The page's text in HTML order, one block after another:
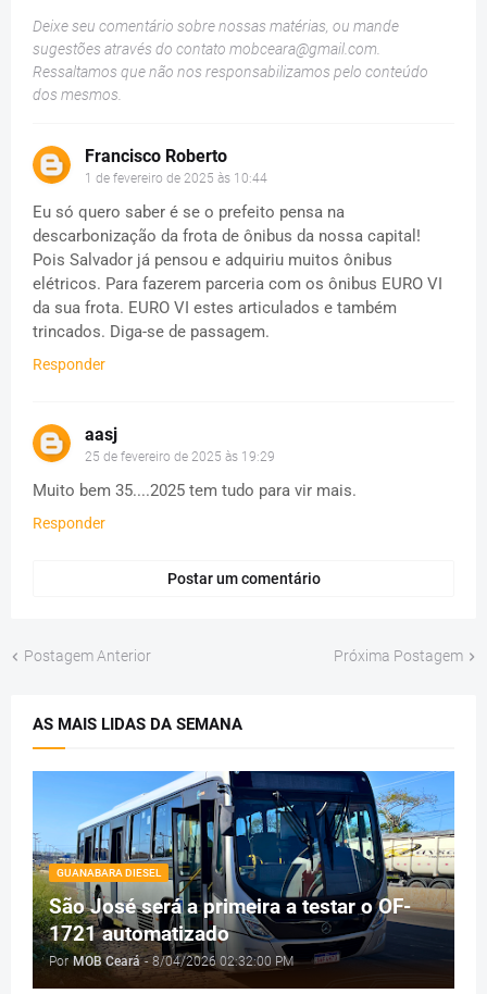
Deixe seu comentário sobre nossas matérias, ou mande
sugestões através do contato mobceara@gmail.com
Ressaltamos que não nos responsabilizamos pelo conteúdo
dos mesmos.
Francisco Roberto
1 de fevereiro de 2025 às 10:44
Eu só quero saber é se o prefeito pensa na
descarbonização da frota de ônibus da nossa capital!
Pois Salvador já pensou e adquiriu muitos ônibus
elétricos. Para fazerem parceria com os ônibus EURO VI
da sua frota. EURO VI estes articulados e também
trincados. Diga-se de passagem.
Responder
aasj
25 de fevereiro de 2025 às 19:29
Muito bem 35....2025 tem tudo para vir mais.
Responder
Postar um comentário
Postagem Anterior Próxima Postagem
AS MAIS LIDAS DA SEMANA
GUANABARA DIESEL
São José será a primeira a testar o OF-
1721 automatizado
Por MOB Ceará - 8/04/2026 02:32:00 PM